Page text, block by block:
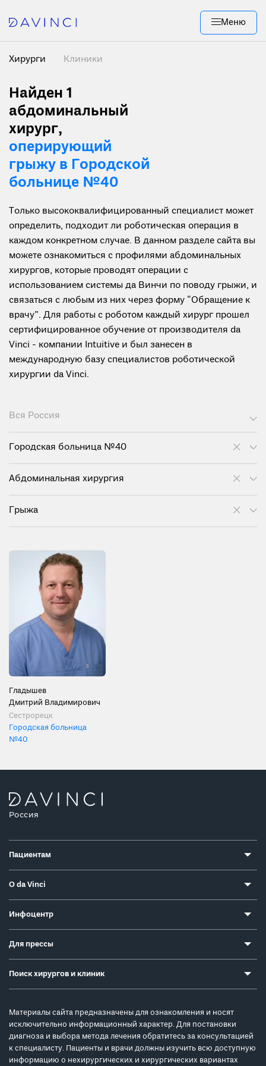
Меню
Хирурги Клиники
Найден 1
абдоминальный
хирург,
оперирующий
грыжу в Городской
больнице №40
Только высококвалифицированный специалист может
определить, подходит ли роботическая операция в
каждом конкретном случае. В данном разделе сайта вы
можете ознакомиться с профилями абдоминальных
хирургов, которые проводят операции с
использованием системы да Винчи по поводу грыжи, и
связаться с любым из них через форму “Обращение к
врачу”. Для работы с роботом каждый хирург прошел
сертифицированное обучение от производителя da
Vinci - компании Intuitive и был занесен в
международную базу специалистов роботической
хирургии da Vinci.
Вся Россия
Городская больница №40
Абдоминальная хирургия
Грыжа
Гладышев
Дмитрий Владимирович
Сестрорецк
Городская больница
№40
Россия
Пациентам
О da Vinci
Инфоцентр
Для прессы
Поиск хирургов и клиник
Материалы сайта предназначены для ознакомления и носят
исключительно информационный характер. Для постановки
диагноза и выбора метода лечения обратитесь за консультацией
к специалисту. Пациенты и врачи должны изучить всю доступную
информацию о нехирургических и хирургических вариантах